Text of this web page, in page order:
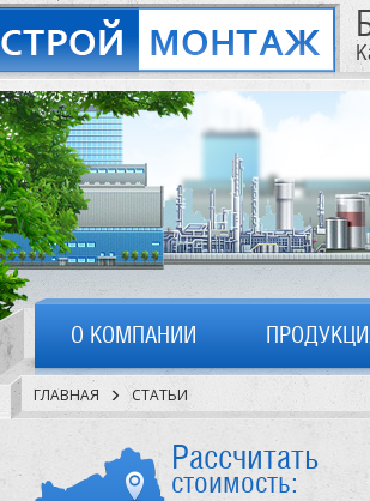
О КОМПАНИИ
ГЛАВНАЯ СТАТЬИ
Рассчитать
стоимость: